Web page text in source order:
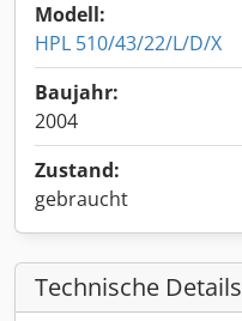
Modell:
HPL 510/43/22/L/D/X
Baujahr:
2004
Zustand:
gebraucht
Technische Details